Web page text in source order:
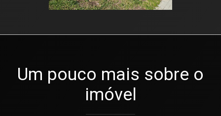
Um pouco mais sobre o
imóvel